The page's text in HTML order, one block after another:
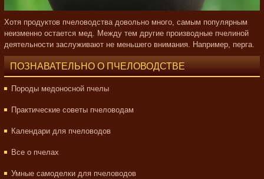
Хотя продуктов пчеловодства довольно много, самым популярным
неизменно остается мед. Между тем другие производные пчелиной
деятельности заслуживают не меньшего внимания. Например, перга.
ПОЗНАВАТЕЛЬНО О ПЧЕЛОВОДСТВЕ
Породы медоносной пчелы
Практические советы пчеловодам
Календари для пчеловодов
Все о пчелах
Умные самоделки для пчеловодов